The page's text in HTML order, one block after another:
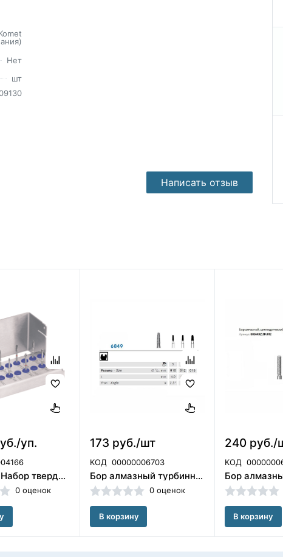
Нет
шт
Написать отзыв
уп.
4656.310 Набор твердосплавных финиров для обработки титановых имплантов Комет
0 оценок
173 руб./шт
КОД 00000006703
Бор алмазный турбинный 6849 016 Komet (Германия)
0 оценок
В корзину
240 руб./
КОД
В корзину